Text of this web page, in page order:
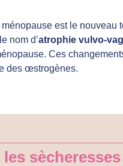
est le nouveau
nom d’atrophie vulvo-
Ces
des œstrogènes.
les